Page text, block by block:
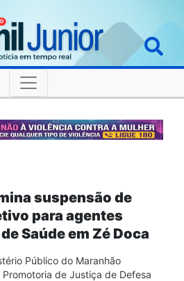
suspensão de
para agentes
Saúde em Zé Doca
Público do Maranhão
de Justiça de Defesa